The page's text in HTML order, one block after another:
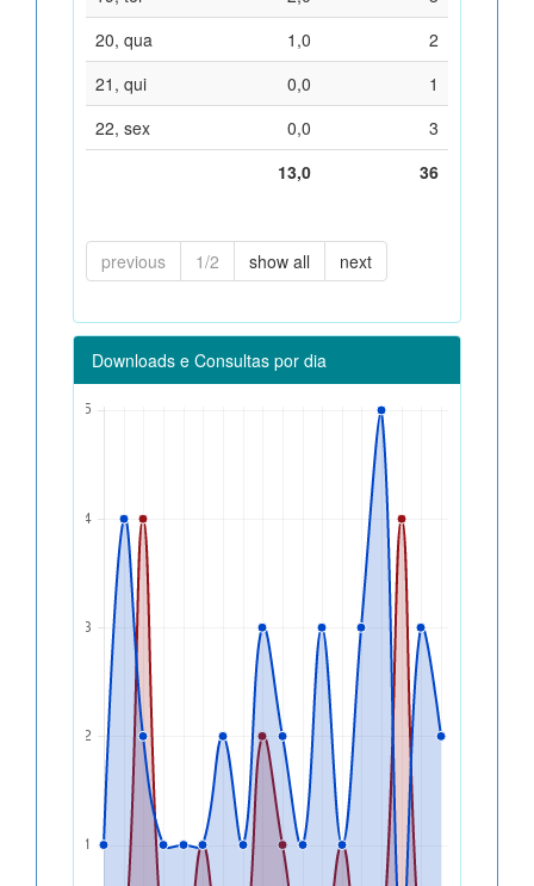
20, qua
1,0
2
21, qui
0,0
1
22, sex
0,0
3
13,0
36
previous 1/2 show all next
Downloads e Consultas por dia